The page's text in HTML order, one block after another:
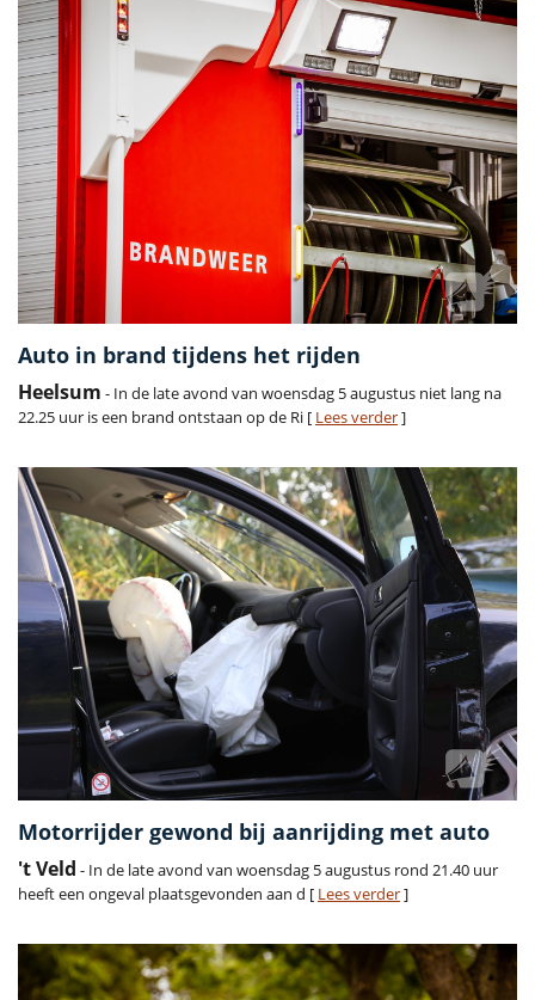
Auto in brand tijdens het rijden
Heelsum - In de late avond van woensdag 5 augustus niet lang na
22.25 uur is een brand ontstaan op de Ri [ Lees verder]
Motorrijder gewond bij aanrijding met auto
't Veld - In de late avond van woensdag 5 augustus rond 21.40 uur
heeft een ongeval plaatsgevonden aan d [ Lees verder]